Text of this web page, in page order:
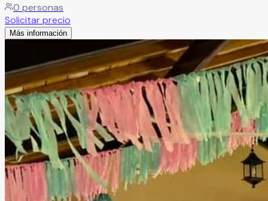
Manzanillo. Este salón de fiestas es perfecto para bodas,
XV años, cumpleaños, aniversarios, graduaciones,
reuniones familiares y eventos sociales, ofreciendo
instalaciones versátiles para disfrutar momentos
inolvidables junto a familiares y amigos. Ubicado en la zona
de Las Brisas, Brisa Jardín de Eventos cuenta con facilidad
de estacionamiento y un ambiente pensado para brindar
comodidad y una experiencia memorable en cada
celebración.Leer más
0 personas
Solicitar precio
Más información